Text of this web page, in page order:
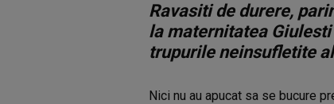
Ravasiti de durere,
la maternitatea
trupurile neinsufletite
Nici nu au apucat sa se bucure